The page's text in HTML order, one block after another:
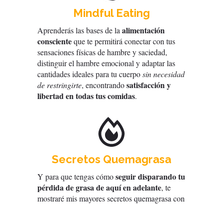
Mindful Eating
Aprenderás las bases de la alimentación
conscienteque te permitirá conectar con tus
sensaciones físicas de hambre y saciedad,
distinguir el hambre emocional y adaptar las
cantidades ideales para tu cuerposin necesidad
de restringirte, encontrandosatisfacción y
libertad en todas tus comidas.
Secretos Quemagrasa
Y para que tengas cómoseguir disparando tu
pérdida de grasa de aquí en adelante, te
mostraré mis mayores secretos quemagrasa con